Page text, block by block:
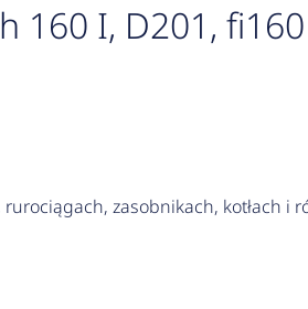
160 I, D201,
zasobnikach, kotłach i